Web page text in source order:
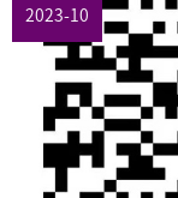
2023-10